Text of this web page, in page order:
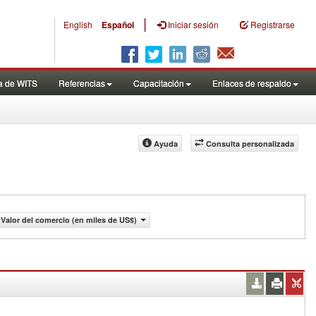
English Español | Iniciar sesión Registrarse
de WITS Referencias Capacitación Enlaces de respaldo
Consulta personalizada
Ayuda
del comercio (en miles de US$)